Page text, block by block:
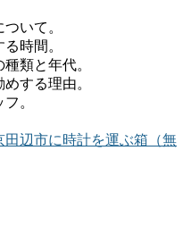
いて。
時間。
類と年代。
する理由。
。
田辺市に時計を運ぶ箱（無